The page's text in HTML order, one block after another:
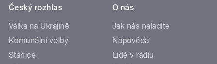
Český rozhlas
Válka na Ukrajině
Komunální volby
Stanice
O nás
Jak nás naladíte
Nápověda
Lidé v rádiu